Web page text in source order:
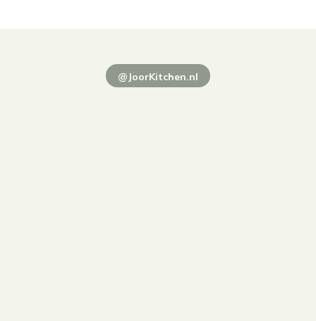
@JoorKitchen.nl